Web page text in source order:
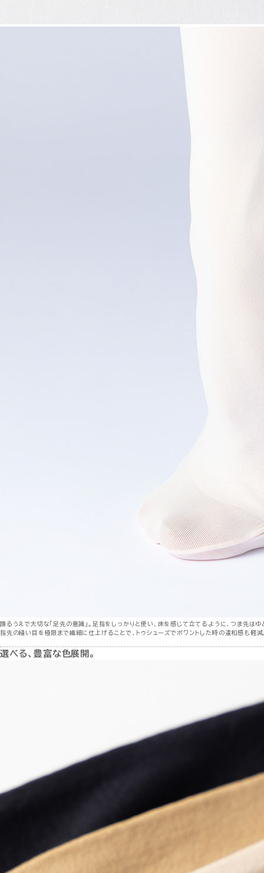
踊るうえで大切な「足先の意識」。足指をしっかりと使い、床を感じて立てるように、つま先は
指先の縫い目を極限まで繊細に仕上げることで、トゥシューズでポワントした時の違和感も軽
選べる、豊富な色展開。